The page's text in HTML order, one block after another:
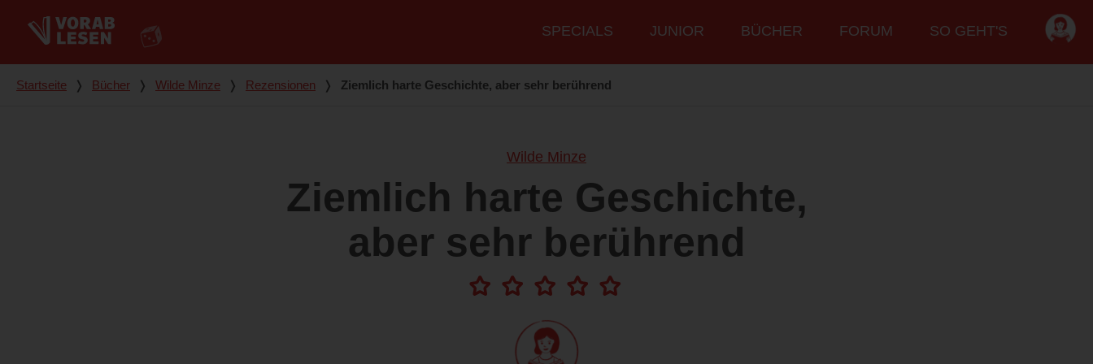
Hauptmenü
SPECIALS JUNIOR BÜCHER FORUM SO GEHT'S
Du bist hier
Startseite ❭ Bücher ❭ Wilde Minze ❭ Rezensionen ❭ Ziemlich harte Geschichte, aber sehr berührend
Wilde Minze
Ziemlich harte Geschichte,
aber sehr berührend